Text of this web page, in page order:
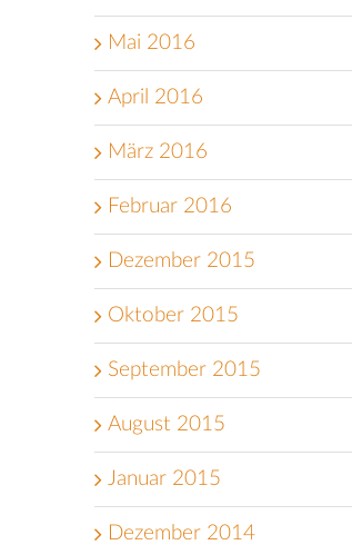
Mai 2016
April 2016
März 2016
Februar 2016
Dezember 2015
Oktober 2015
September 2015
August 2015
Januar 2015
Dezember 2014